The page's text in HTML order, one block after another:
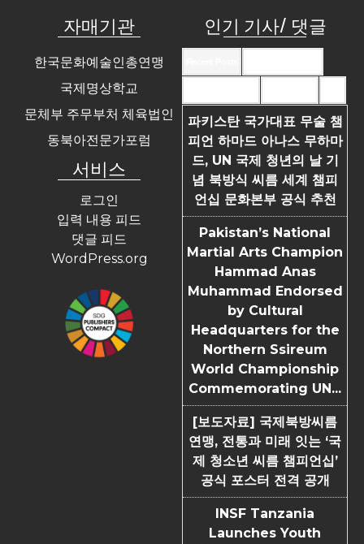
자매기관
한국문화예술인총연맹
국제명상학교
문체부 주무부처 체육법인
동북아전문가포럼
서비스
로그인
입력 내용 피드
댓글 피드
WordPress.org
인기 기사/ 댓글
파키스탄 국가대표 무술 챔
피언 하마드 아나스 무하마
드, UN 국제 청년의 날 기
념 북방식 씨름 세계 챔피
언십 문화본부 공식 추천
Pakistan’s National
Martial Arts Champion
Hammad Anas
Muhammad Endorsed
by Cultural
Headquarters for the
Northern Ssireum
World Championship
Commemorating UN...
[보도자료] 국제북방씨름
연맹, 전통과 미래 잇는 ‘국
제 청소년 씨름 챔피언십’
공식 포스터 전격 공개
INSF Tanzania
Launches Youth